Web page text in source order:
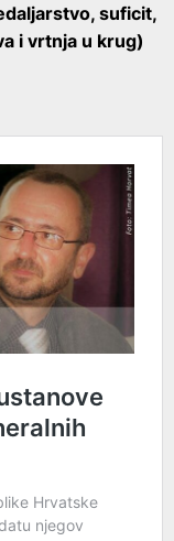
suficit,
i vrtnja u krug)